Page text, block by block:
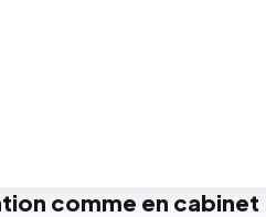
comme en cabinet